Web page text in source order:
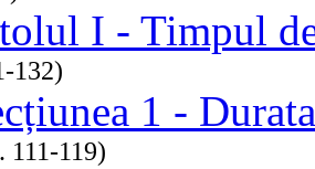
I - Timpul
132)
1 -
111-119)